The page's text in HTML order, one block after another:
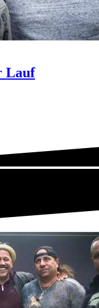
Lauf